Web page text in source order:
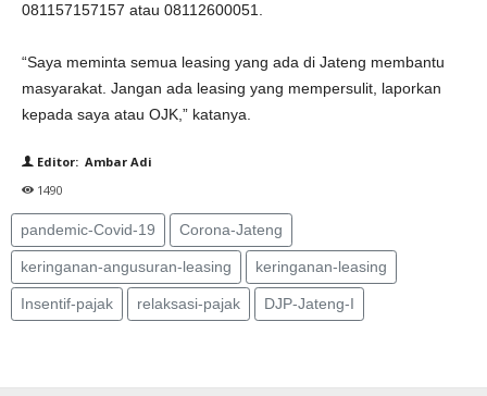
081157157157 atau 08112600051.
“Saya meminta semua leasing yang ada di Jateng membantu
masyarakat. Jangan ada leasing yang mempersulit, laporkan
kepada saya atau OJK,” katanya.
Editor: Ambar Adi
1490
pandemic-Covid-19 Corona-Jateng
keringanan-angusuran-leasing keringanan-leasing
Insentif-pajak relaksasi-pajak DJP-Jateng-I